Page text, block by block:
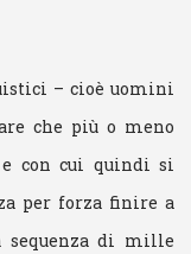
– cioè uomini
che più o meno
con cui quindi si
per forza finire a
sequenza di mille